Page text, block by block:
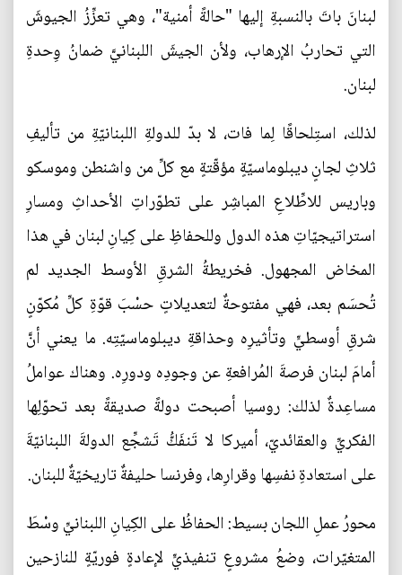
لبنانَ باتَ بالنسبةِ إليها "حالةً أمنية"، وهي تعزِّزُ الجيوشَ
التي تحاربُ الإرهاب، ولأن الجيشَ اللبنانيَّ ضمانُ وِحدةِ
لبنان.
لذلك، استِلحاقًا لِما فات، لا بدّ للدولةِ اللبنانيّةِ من تأليفِ
ثلاثِ لجانٍ ديبلوماسيّةٍ مؤقّتةٍ مع كلِّ من واشنطن وموسكو
وباريس للاطِّلاعِ المباشِر على تطوّراتِ الأحداثِ ومسارِ
استراتيجيّاتِ هذه الدول وللحفاظِ على كِيانِ لبنان في هذا
المخاض المجهول. فخريطةُ الشرقِ الأوسط الجديد لم
تُحسَم بعد، فهي مفتوحةٌ لتعديلاتٍ حسْبَ قوّةِ كلِّ مُكوّنٍ
شرقِ أوسطيٍّ وتأثيرِه وحذاقةِ ديبلوماسيّتِه. ما يعني أنَّ
أمامَ لبنان فرصةَ المُرافعةِ عن وجودِه ودورِه. وهناك عواملُ
مساعِدةٌ لذلك: روسيا أصبحت دولةً صديقةً بعد تحوّلِها
الفكريِّ والعقائديّ، أميركا لا تَنفَكُّ تَشجِّع الدولةَ اللبنانيّةَ
على استعادةِ نفسِها وقرارِها، وفرنسا حليفةٌ تاريخيّةٌ للبنان.
محورُ عملِ اللجان بسيط: الحفاظُ على الكِيانِ اللبنانيِّ وسْطَ
المتغيّرات، وضعُ مشروعٍ تنفيذيٍّ لإعادةٍ فوريّةٍ للنازحين